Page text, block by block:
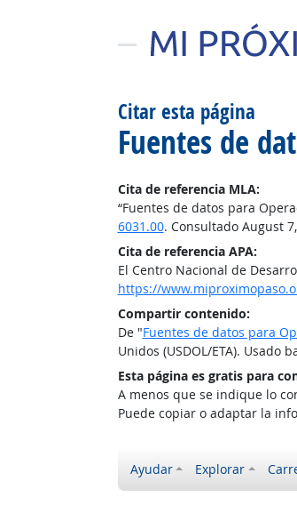
Citar esta página
Fuentes de
Cita de referencia MLA:
“Fuentes de datos para
6031.00. Consultado August
Cita de referencia APA:
El Centro Nacional de
https://
Compartir contenido:
De "Fuentes de datos para
Unidos (USDOL/ETA). Usado
Esta página es gratis para
A menos que se indique lo
Puede copiar o adaptar la
Ayudar Explorar